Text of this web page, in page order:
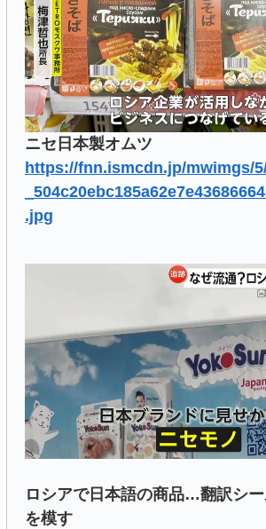
ニセ日本製オムツ
https://fnn.ismcdn.jp/mwimgs/
.jpg
ロシアで日本語の商品…翻訳シ
を模す